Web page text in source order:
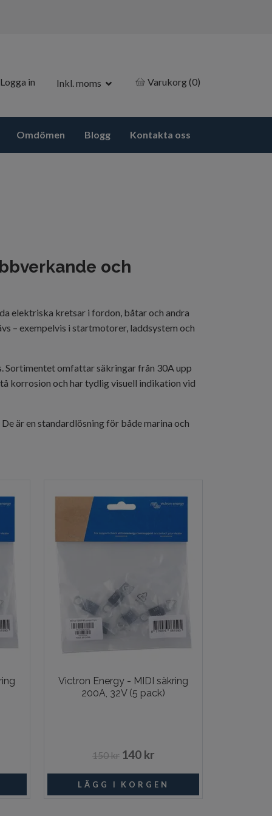
Logga in Inkl. moms Varukorg(0)
Omdömen Blogg Kontakta oss
och
elektriska kretsar i fordon, båtar och andra
– exempelvis i startmotorer, laddsystem och
Sortimentet omfattar säkringar från 30A upp
korrosion och har tydlig visuell indikation vid
är en standardlösning för både marina och
Victron Energy - MIDI säkring
200A, 32V (5 pack)
150 kr 140 kr
I lager